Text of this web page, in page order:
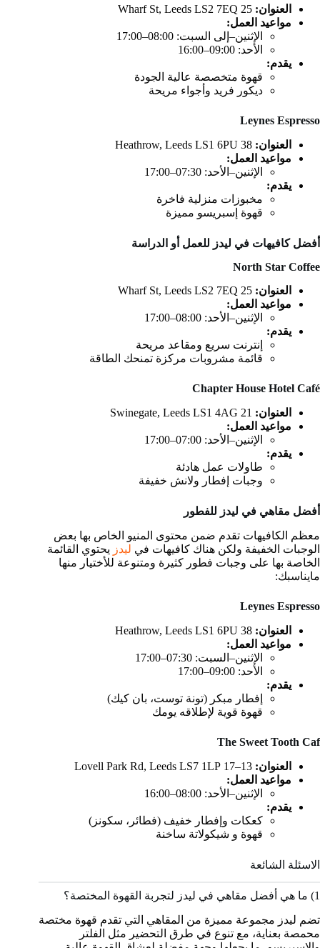
العنوان:
مواعيد العمل:
الإثنين–إلى السبت: 08:00–17:00
الأحد: 09:00–16:00
يقدم:
قهوة متخصصة عالية الجودة
ديكور فريد وأجواء مريحة
Leynes Espresso
العنوان:
مواعيد العمل:
الإثنين–الأحد: 07:30–17:00
يقدم:
مخبوزات منزلية فاخرة
قهوة إسبريسو مميزة
أفضل كافيهات في ليدز للعمل أو الدراسة
North Star Coffee
العنوان:
مواعيد العمل:
الإثنين–الأحد: 08:00–17:00
يقدم:
إنترنت سريع ومقاعد مريحة
قائمة مشروبات مركزة تمنحك الطاقة
Chapter House Hotel Café
العنوان:
مواعيد العمل:
الإثنين–الأحد: 07:00–17:00
يقدم:
طاولات عمل هادئة
وجبات إفطار ولانش خفيفة
أفضل مقاهي في ليدز للفطور
معظم الكافيهات تقدم ضمن محتوى المنيو الخاص بها بعض
الوجبات الخفيفة ولكن هناك كافيهات في ليدز يحتوي القائمة
الخاصة بها على وجبات فطور كثيرة ومتنوعة للأختيار منها
مايناسبك:
Leynes Espresso
العنوان:
مواعيد العمل:
الإثنين–السبت: 07:30–17:00
الأحد: 09:00–17:00
يقدم:
إفطار مبكر (تونة توست، بان كيك)
قهوة قوية لإطلاقه يومك
The Sweet Tooth Caf
العنوان:
مواعيد العمل:
الإثنين–الأحد: 08:00–16:00
يقدم:
كعكات وإفطار خفيف (فطائر، سكونز)
قهوة و شيكولاتة ساخنة
الاسئلة الشائعة
1) ما هي أفضل مقاهي في ليدز لتجربة القهوة المختصة؟
تضم ليدز مجموعة مميزة من المقاهي التي تقدم قهوة مختصة
محمصة بعناية، مع تنوع في طرق التحضير مثل الفلتر